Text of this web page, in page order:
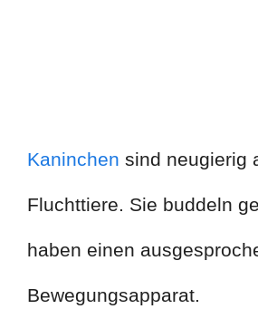
Kaninchen sind neugierig
Fluchttiere. Sie buddeln
haben einen
Bewegungsapparat.